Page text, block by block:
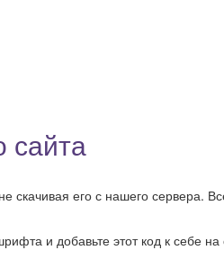
его с нашего сервера.
и добавьте этот код к себе на